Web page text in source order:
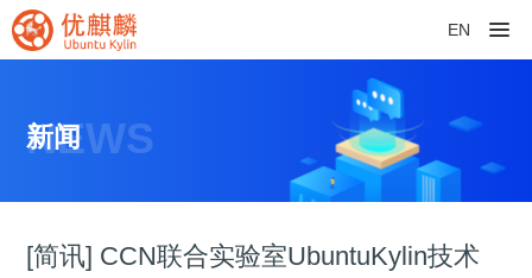
EN
NEWS
新闻
[简讯] CCN联合实验室UbuntuKylin技术